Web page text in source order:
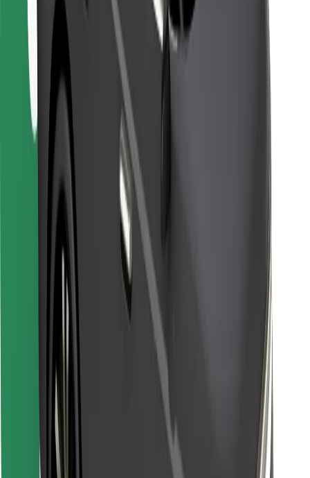
Para propietarios de flota
Para restaurantes
Bolt para empresas
Términos y Condiciones
Consigue un viaje en minutos
Descargar la app de Bolt
Encuentra tu comida favorita
Descargar la app de Bolt Food